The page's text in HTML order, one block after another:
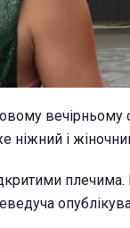
вечірньому
ніжний і
плечима.